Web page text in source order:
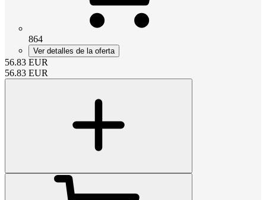
864
Ver detalles de la oferta
56.83 EUR
56.83 EUR